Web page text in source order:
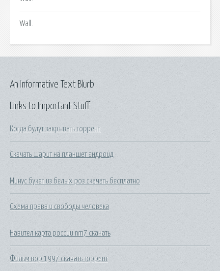
Wall.
Links to Important Stuff
Когда будут закрывать торрент
Скачать шарит на планшет андроид
Минус букет из белых роз скачать бесплатно
Схема права и свободы человека
Навител карта россии nm7 скачать
Фильм вор 1997 скачать торрент
An Informative Text Blurb